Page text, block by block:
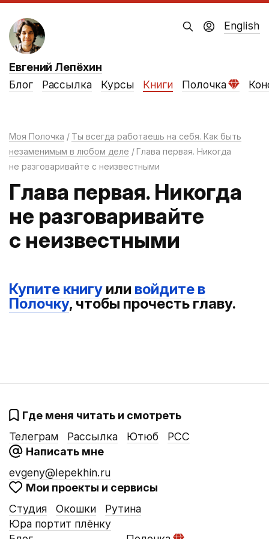
Евгений Лепёхин
Блог
Рассылка Курсы Книги Полочка
English
Моя Полочка
Ты всегда работаешь на себя. Как быть
незаменимым в любом деле
Глава первая. Никогда
не разговаривайте с неизвестными
Глава первая. Никогда
не разговаривайте
с неизвестными
Купите книгу или войдите в
Полочку, чтобы прочесть главу.
Где меня читать и смотреть
Телеграм
Рассылка Ютюб
РСС
Написать мне
evgeny@lepekhin.ru
Мои проекты и сервисы
Студия
Окошки
Юра портит плёнку
Рутина